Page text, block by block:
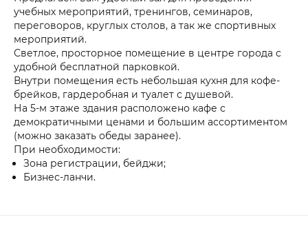
учебных мероприятий, тренингов, семинаров,
переговоров, круглых столов, а так же спортивных
мероприятий.
Светлое, просторное помещение в центре города с
удобной бесплатной парковкой.
Внутри помещения есть небольшая кухня для кофе-
брейков, гардеробная и туалет с душевой.
На 5-м этаже здания расположено кафе с
демократичными ценами и большим ассортиментом
(можно заказать обеды заранее).
При необходимости:
Зона регистрации, бейджи;
Бизнес-ланчи.